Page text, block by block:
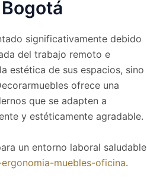
significativamente debido
del trabajo remoto e
estética de sus espacios, sino
ofrece una
que se adapten a
y estéticamente agradable.
un entorno laboral saludable
muebles-oficina.